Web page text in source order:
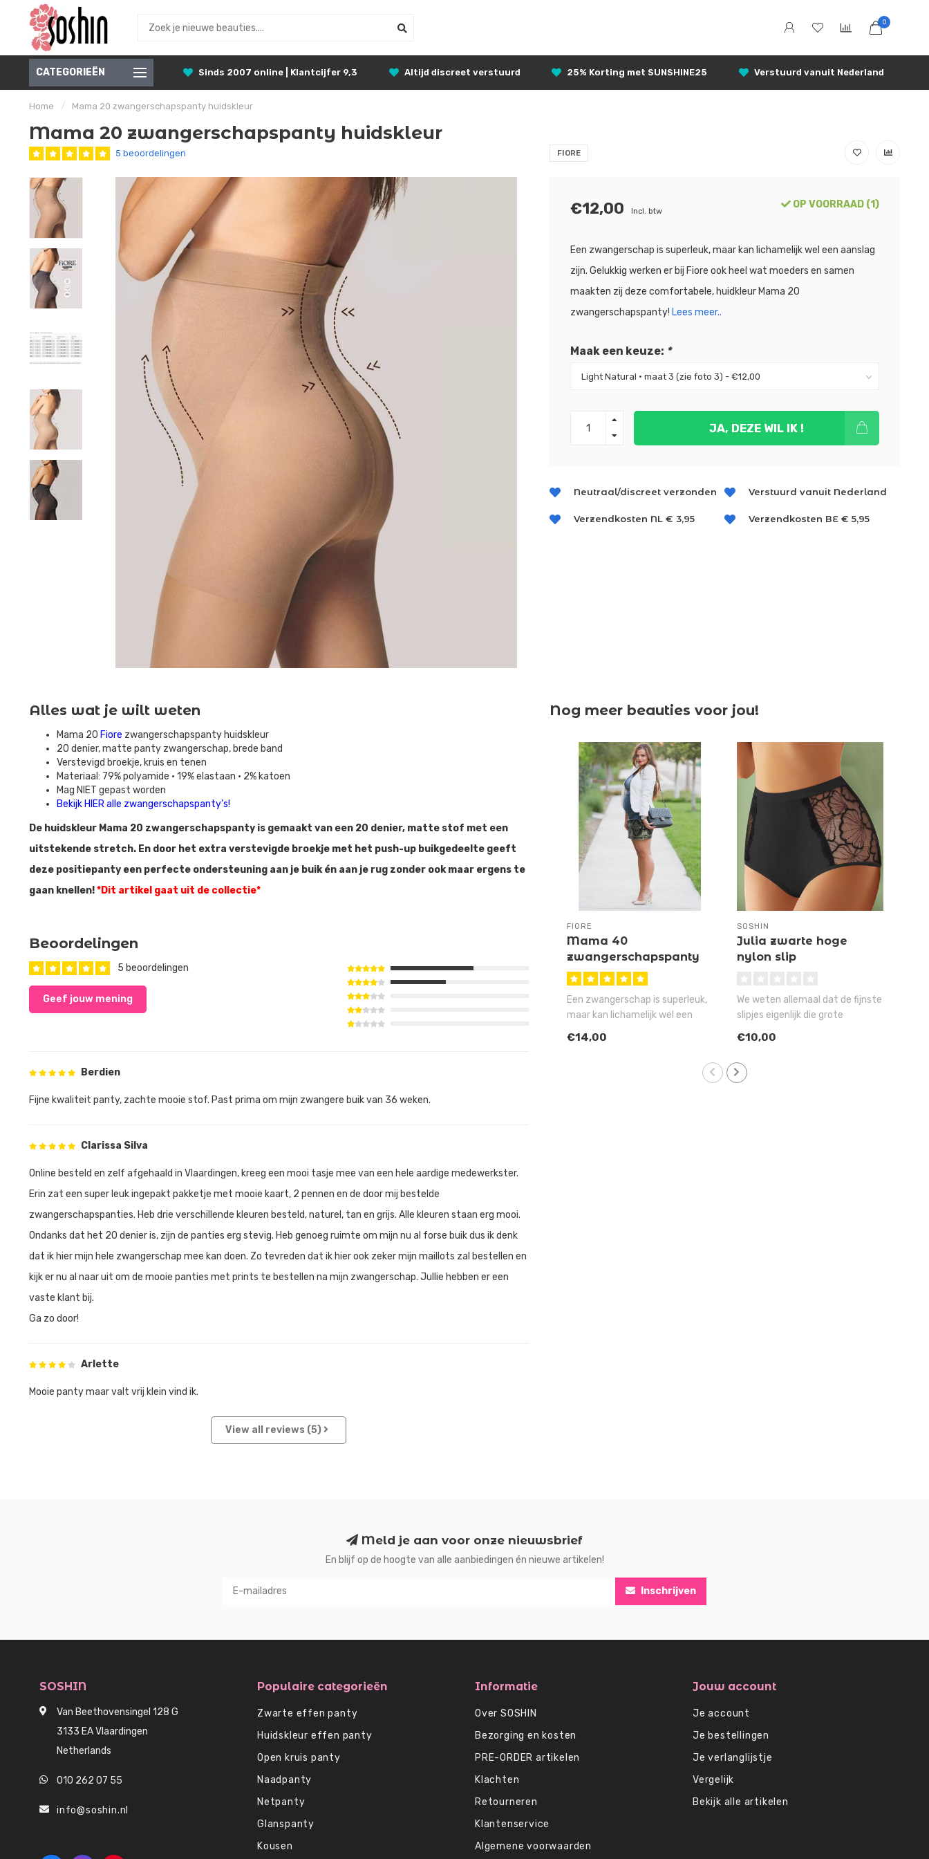
0
CATEGORIEËN Sinds 2007 online | Klantcijfer 9,3 Altijd discreet verstuurd 25% Korting met SUNSHINE25 Verstuurd vanuit Nederland
Home / Mama 20 zwangerschapspanty huidskleur
Mama 20 zwangerschapspanty huidskleur
5 beoordelingen FIORE
€12,00 Incl. btw
OP VOORRAAD (1)
Een zwangerschap is superleuk, maar kan lichamelijk wel een aanslag
zijn. Gelukkig werken er bij Fiore ook heel wat moeders en samen
maakten zij deze comfortabele, huidkleur Mama 20
zwangerschapspanty! Lees meer..
Maak een keuze: *
JA, DEZE WIL IK !
Neutraal/discreet verzonden Verstuurd vanuit Nederland
Verzendkosten NL € 3,95 Verzendkosten BE € 5,95
Alles wat je wilt weten
Mama 20 Fiore zwangerschapspanty huidskleur
20 denier, matte panty zwangerschap, brede band
Verstevigd broekje, kruis en tenen
Materiaal: 79% polyamide • 19% elastaan • 2% katoen
Mag NIET gepast worden
Bekijk HIER alle zwangerschapspanty's!
De huidskleur Mama 20 zwangerschapspanty is gemaakt van een 20 denier, matte stof met een
uitstekende stretch. En door het extra verstevigde broekje met het push-up buikgedeelte geeft
deze positiepanty een perfecte ondersteuning aan je buik én aan je rug zonder ook maar ergens te
gaan knellen!*Dit artikel gaat uit de collectie*
Beoordelingen
5 beoordelingen
Geef jouw mening
Berdien
Fijne kwaliteit panty, zachte mooie stof. Past prima om mijn zwangere buik van 36 weken.
Clarissa Silva
Online besteld en zelf afgehaald in Vlaardingen, kreeg een mooi tasje mee van een hele aardige medewerkster.
Erin zat een super leuk ingepakt pakketje met mooie kaart, 2 pennen en de door mij bestelde
zwangerschapspanties. Heb drie verschillende kleuren besteld, naturel, tan en grijs. Alle kleuren staan erg mooi.
Ondanks dat het 20 denier is, zijn de panties erg stevig. Heb genoeg ruimte om mijn nu al forse buik dus ik denk
dat ik hier mijn hele zwangerschap mee kan doen. Zo tevreden dat ik hier ook zeker mijn maillots zal bestellen en
kijk er nu al naar uit om de mooie panties met prints te bestellen na mijn zwangerschap. Jullie hebben er een
vaste klant bij.
Ga zo door!
Arlette
Mooie panty maar valt vrij klein vind ik.
View all reviews (5)
Nog meer beauties voor jou!
FIORE
Mama 40
zwangerschapspanty
huidskleur
Een zwangerschap is superleuk,
maar kan lichamelijk wel een
€14,00
SOSHIN
Julia zwarte hoge
nylon slip
We weten allemaal dat de fijnste
slipjes eigenlijk die grote
€10,00
Meld je aan voor onze nieuwsbrief
En blijf op de hoogte van alle aanbiedingen én nieuwe artikelen!
Inschrijven
SOSHIN
Van Beethovensingel 128 G
3133 EA Vlaardingen
Netherlands
010 262 07 55
info@soshin.nl
Populaire categorieën
Zwarte effen panty
Huidskleur effen panty
Open kruis panty
Naadpanty
Netpanty
Glanspanty
Kousen
Informatie
Over SOSHIN
Bezorging en kosten
PRE-ORDER artikelen
Klachten
Retourneren
Klantenservice
Algemene voorwaarden
Jouw account
Je account
Je bestellingen
Je verlanglijstje
Vergelijk
Bekijk alle artikelen